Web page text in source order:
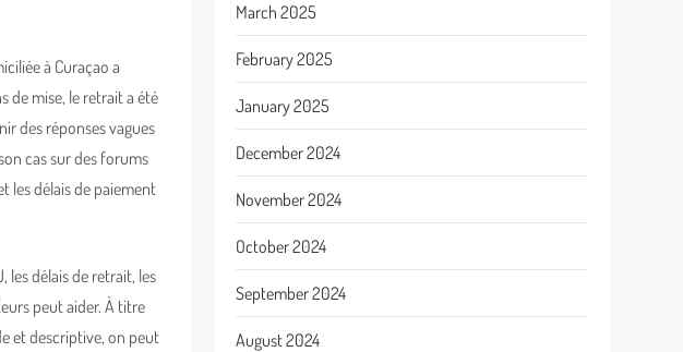
à Curaçao a
de mise, le retrait a été
des réponses vagues
cas sur des forums
les délais de paiement
les délais de retrait, les
peut aider. À titre
et descriptive, on peut
March 2025
February 2025
January 2025
December 2024
November 2024
October 2024
September 2024
August 2024